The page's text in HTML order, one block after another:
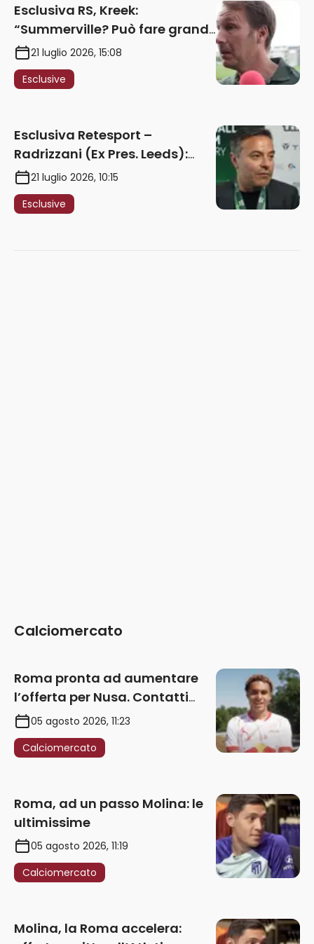
Esclusiva RS, Kreek:
“Summerville? Può fare grandi
cose in Serie A. Godts deve
maturare esperienza per
giocare nella Roma”
21 luglio 2026, 15:08
Esclusive
Esclusiva Retesport –
Radrizzani (Ex Pres. Leeds):
“Summerville ragazzo
speciale, in Italia con Gasp
può esplodere
21 luglio 2026, 10:15
Esclusive
Calciomercato
Roma pronta ad aumentare
l’offerta per Nusa. Contatti
anche per Fofana
05 agosto 2026, 11:23
Calciomercato
Roma, ad un passo Molina: le
ultimissime
05 agosto 2026, 11:19
Calciomercato
Molina, la Roma accelera: